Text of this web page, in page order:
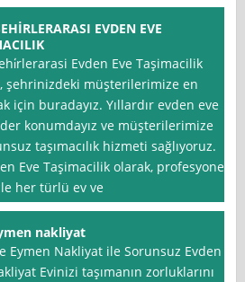
EVDEN EVE
Evden Eve Taşimacilik
şehrinizdeki müşterilerimize en
için buradayız. Yıllardır evden eve
konumdayız ve müşterilerimize
taşımacılık hizmeti sağlıyoruz.
Eve Taşimacilik olarak, profesyonel
her türlü ev ve
nakliyat
Eymen Nakliyat ile Sorunsuz Evden
Evinizi taşımanın zorluklarını